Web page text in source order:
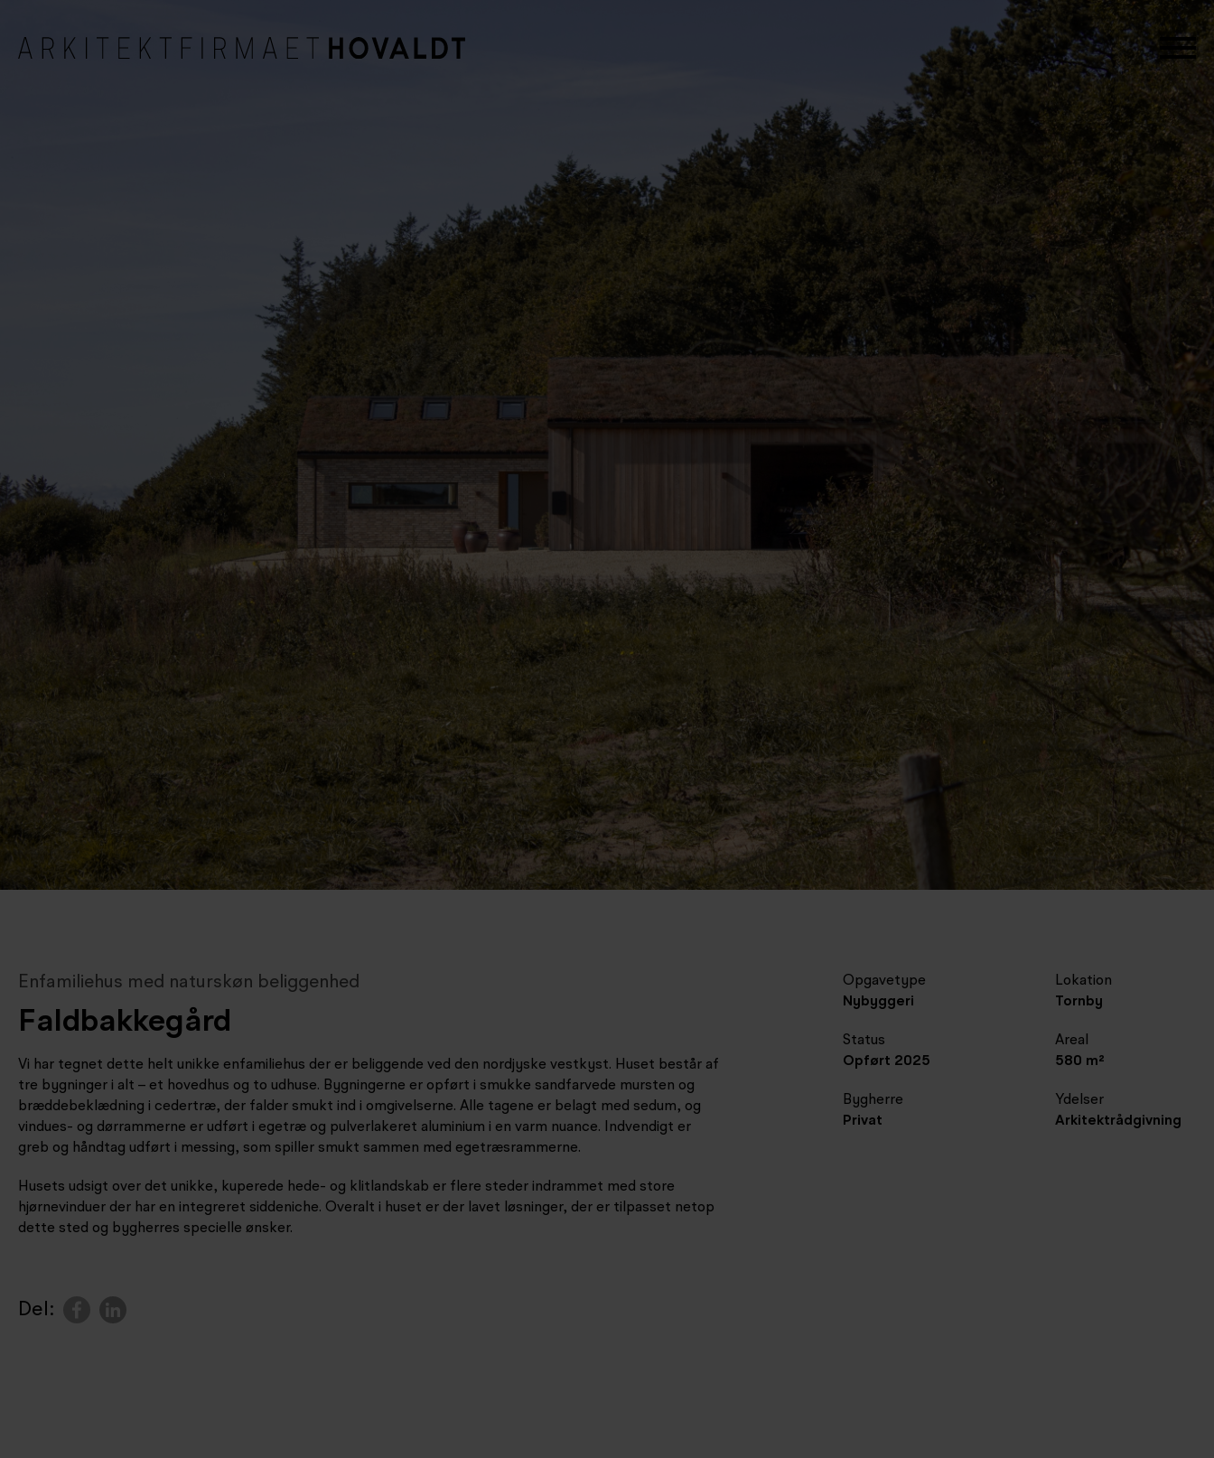
Enfamiliehus med naturskøn beliggenhed
Faldbakkegård
Vi har tegnet dette helt unikke enfamiliehus der er beliggende ved den nordjyske vestkyst. Huset består af
tre bygninger i alt – et hovedhus og to udhuse. Bygningerne er opført i smukke sandfarvede mursten og
bræddebeklædning i cedertræ, der falder smukt ind i omgivelserne. Alle tagene er belagt med sedum, og
vindues- og dørrammerne er udført i egetræ og pulverlakeret aluminium i en varm nuance. Indvendigt er
greb og håndtag udført i messing, som spiller smukt sammen med egetræsrammerne.
Husets udsigt over det unikke, kuperede hede- og klitlandskab er flere steder indrammet med store
hjørnevinduer der har en integreret siddeniche. Overalt i huset er der lavet løsninger, der er tilpasset netop
dette sted og bygherres specielle ønsker.
Del:
Opgavetype
Nybyggeri
Lokation
Tornby
Status
Opført 2025
Areal
580 m²
Bygherre
Privat
Ydelser
Arkitektrådgivning